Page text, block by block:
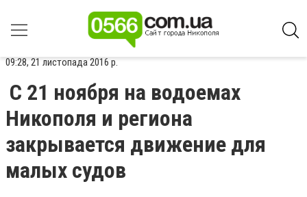
09:28, 21 листопада 2016 р.
С 21 ноября на водоемах
Никополя и региона
закрывается движение для
малых судов